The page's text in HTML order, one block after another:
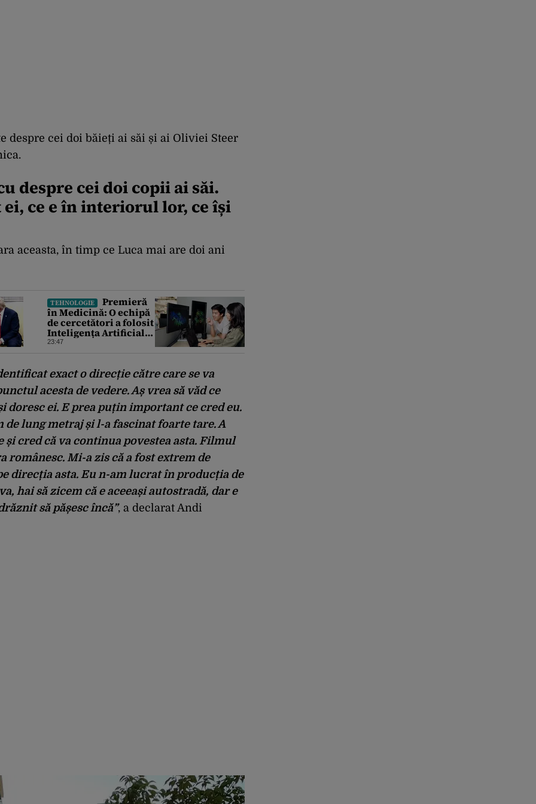
despre cei doi băieți ai săi și ai Oliviei Steer
despre cei doi copii ai săi.
ei, ce e în interiorul lor, ce își
aceasta, în timp ce Luca mai are doi ani
TEHNOLOGIE
Premieră
în Medicină: O echipă
de cercetători a folosit
Inteligența Artificială
pentru a crea primele
23:47
exact o direcție către care se va
acesta de vedere. Aș vrea să văd ce
ei. E prea puțin important ce cred eu.
lung metraj și l-a fascinat foarte tare. A
cred că va continua povestea asta. Filmul
românesc. Mi-a zis că a fost extrem de
direcția asta. Eu n-am lucrat în producția de
hai să zicem că e aceeași autostradă, dar e
să pășesc încă”, a declarat Andi